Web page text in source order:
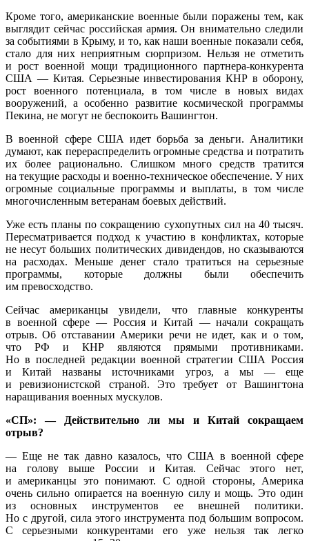
Кроме того, американские военные были поражены тем, как
выглядит сейчас российская армия. Он внимательно следили
за событиями в Крыму, и то, как наши военные показали себя,
стало для них неприятным сюрпризом. Нельзя не отметить
и рост военной мощи традиционного партнера-конкурента
США — Китая. Серьезные инвестирования КНР в оборону,
рост военного потенциала, в том числе в новых видах
вооружений, а особенно развитие космической программы
Пекина, не могут не беспокоить Вашингтон.
В военной сфере США идет борьба за деньги. Аналитики
думают, как перераспределить огромные средства и потратить
их более рационально. Слишком много средств тратится
на текущие расходы и военно-техническое обеспечение. У них
огромные социальные программы и выплаты, в том числе
многочисленным ветеранам боевых действий.
Уже есть планы по сокращению сухопутных сил на 40 тысяч.
Пересматривается подход к участию в конфликтах, которые
не несут больших политических дивидендов, но сказываются
на расходах. Меньше денег стало тратиться на серьезные
программы, которые должны были обеспечить
им превосходство.
Сейчас американцы увидели, что главные конкуренты
в военной сфере — Россия и Китай — начали сокращать
отрыв. Об отставании Америки речи не идет, как и о том,
что РФ и КНР являются прямыми противниками.
Но в последней редакции военной стратегии США Россия
и Китай названы источниками угроз, а мы — еще
и ревизионистской страной. Это требует от Вашингтона
наращивания военных мускулов.
«СП»: — Действительно ли мы и Китай сокращаем
отрыв?
— Еще не так давно казалось, что США в военной сфере
на голову выше России и Китая. Сейчас этого нет,
и американцы это понимают. С одной стороны, Америка
очень сильно опирается на военную силу и мощь. Это один
из основных инструментов ее внешней политики.
Но с другой, сила этого инструмента под большим вопросом.
С серьезными конкурентами его уже нельзя так легко